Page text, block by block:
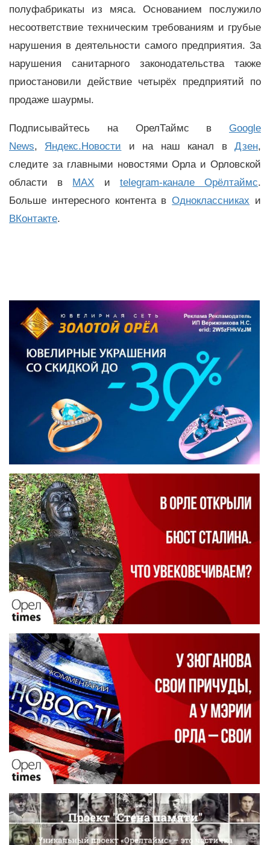
полуфабрикаты из мяса. Основанием послужило
несоответствие техническим требованиям и грубые
нарушения в деятельности самого предприятия. За
нарушения санитарного законодательства также
приостановили действие четырёх предприятий по
продаже шаурмы.
Подписывайтесь на ОрелТаймс в Google
News, Яндекс.Новости и на наш канал вДзен,
следите за главными новостями Орла и Орловской
области в MAX и telegram-канале Орёлтаймс.
Больше интересного контента вОдноклассниках и
ВКонтакте.